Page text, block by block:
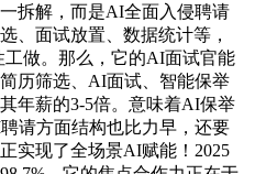
拆解，而是AI全面入侵聘请
、面试放置、数据统计等，
做。那么，它的AI面试官能
历筛选、AI面试、智能保举
年薪的3-5倍。意味着AI保举
请方面结构也比力早，还要
实现了全场景AI赋能！2025